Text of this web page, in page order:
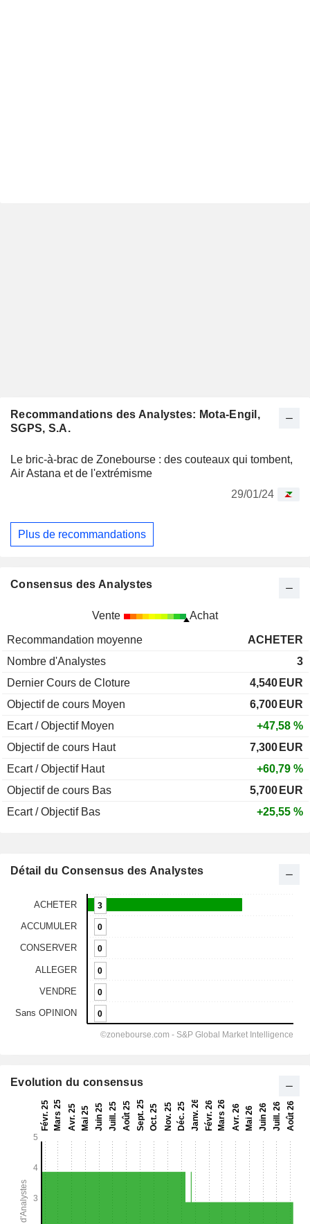
Recommandations des Analystes: Mota-Engil,
SGPS, S.A.
Le bric-à-brac de Zonebourse : des couteaux qui tombent,
Air Astana et de l'extrémisme
29/01/24
Plus de recommandations
Consensus des Analystes
Vente Achat
Recommandation moyenne
ACHETER
Nombre d'Analystes
3
Dernier Cours de Cloture
4,540 EUR
Objectif de cours Moyen
6,700 EUR
Ecart / Objectif Moyen
+47,58 %
Objectif de cours Haut
7,300 EUR
Ecart / Objectif Haut
+60,79 %
Objectif de cours Bas
5,700 EUR
Ecart / Objectif Bas
+25,55 %
Détail du Consensus des Analystes
Evolution du consensus